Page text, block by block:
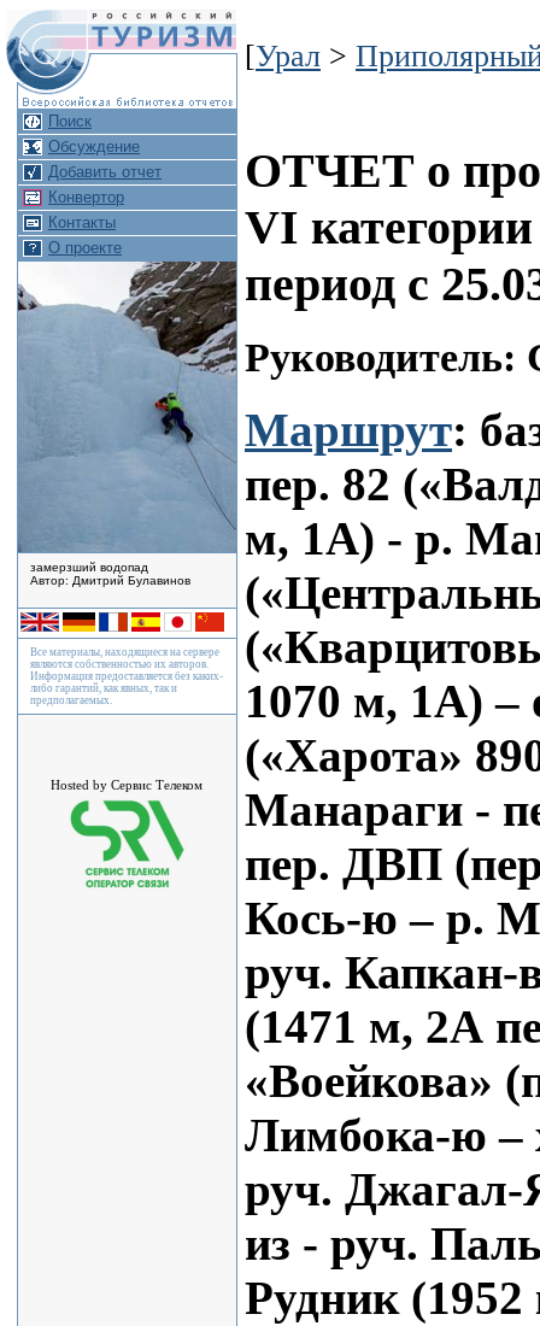
Поиск
Обсуждение
Добавить отчет
Конвертор
Контакты
О проекте
замерзший водопад
Автор: Дмитрий Булавинов
Все материалы, находящиеся на сервере
являются собственностью их авторов.
Информация предоставляется без каких-
либо гарантий, как явных, так и
предполагаемых.
Hosted by Сервис Телеком
[Урал >
ОТЧЕТ о
VI
период с
Руководитель:
Маршрут:
пер. 82
м, 1А) - р.
1070 м, 1А)
(«Харота»
Манараги -
пер. ДВП
Кось-ю – р.
руч. Капкан-
(1471 м, 2А
«Воейкова»
Лимбока-ю –
руч.
из - руч.
Рудник